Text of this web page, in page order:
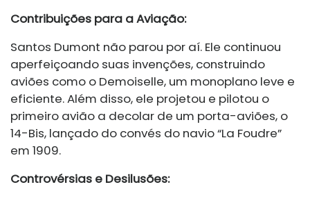
Contribuições para a Aviação:
Santos Dumont não parou por aí. Ele continuou
aperfeiçoando suas invenções, construindo
aviões como o Demoiselle, um monoplano leve e
eficiente. Além disso, ele projetou e pilotou o
primeiro avião a decolar de um porta-aviões, o
14-Bis, lançado do convés do navio “La Foudre”
em 1909.
Controvérsias e Desilusões: